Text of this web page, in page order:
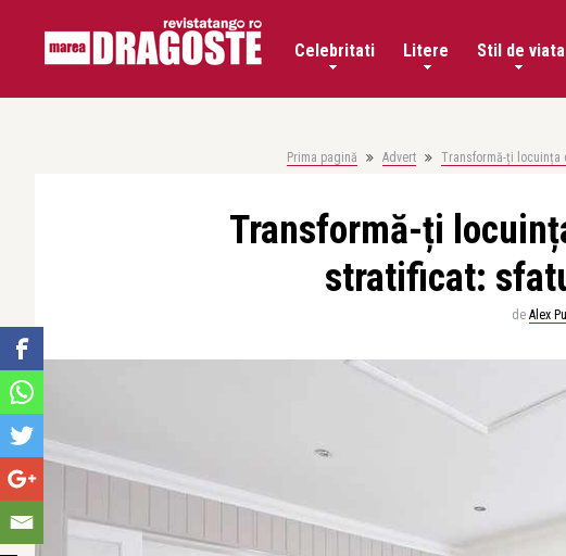
Celebritati Litere Stil de viata
Prima pagină Advert Transformă-ți locuința
Transformă-ți
stratificat:
de Alex